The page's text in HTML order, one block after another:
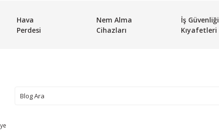
Hava
Perdesi
Nem Alma
Cihazları
İş Güvenliği
Kıyafetleri